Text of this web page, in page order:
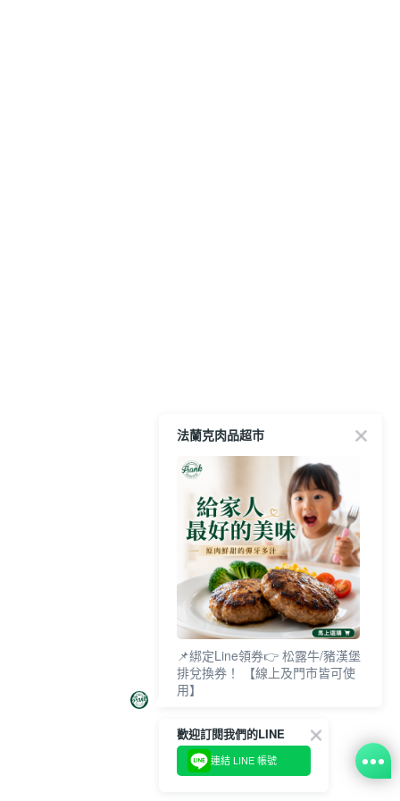
法蘭克肉品超市
📌綁定Line領券👉 松露牛/豬漢堡
排兌換券！ 【線上及門市皆可使
用】
歡迎訂閱我們的LINE
連結 LINE 帳號